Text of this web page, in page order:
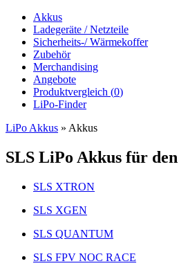
Akkus
Ladegeräte / Netzteile
Sicherheits-/ Wärmekoffer
Zubehör
Merchandising
Angebote
Produktvergleich (0)
LiPo-Finder
LiPo Akkus » Akkus
SLS LiPo Akkus für
SLS XTRON
SLS XGEN
SLS QUANTUM
SLS FPV NOC RACE